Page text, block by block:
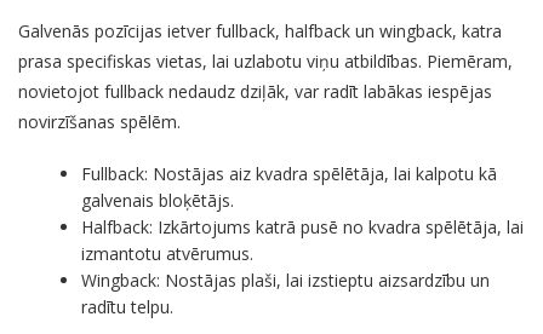
Galvenās pozīcijas ietver fullback, halfback un wingback, katra
prasa specifiskas vietas, lai uzlabotu viņu atbildības. Piemēram,
novietojot fullback nedaudz dziļāk, var radīt labākas iespējas
novirzīšanas spēlēm.
Fullback: Nostājas aiz kvadra spēlētāja, lai kalpotu kā
galvenais bloķētājs.
Halfback: Izkārtojums katrā pusē no kvadra spēlētāja, lai
izmantotu atvērumus.
Wingback: Nostājas plaši, lai izstieptu aizsardzību un
radītu telpu.